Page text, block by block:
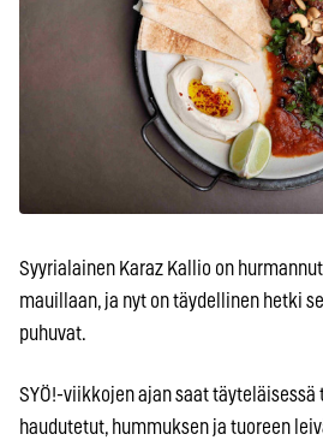
Syyrialainen Karaz Kallio on
mauillaan, ja nyt on täydellinen hetki
puhuvat.
SYÖ!-viikkojen ajan saat
haudutetut, hummuksen ja tuoreen